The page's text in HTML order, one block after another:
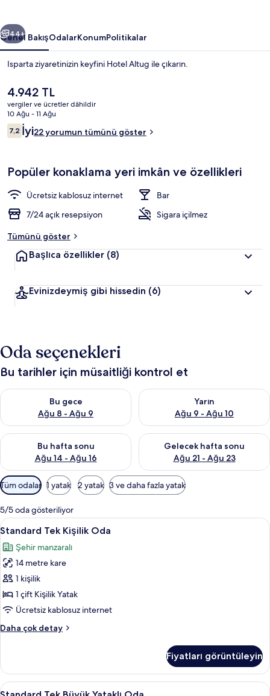
Sonraki
44+
Genel BakışOdalarKonumPolitikalar
Isparta ziyaretinizin keyfini Hotel Altug ile çıkarın.
Şu
anki
fiyat
4.942 TL
4.942 TL
vergiler ve ücretler dâhildir
10 Ağu - 11 Ağu
Yorumlar
7,27,2/10
İyi22 yorumun tümünü göster
Popüler konaklama yeri imkân ve özellikleri
Ücretsiz kablosuz internet
Bar
7/24 açık resepsiyon
Sigara içilmez
Tümünü göster
Başlıca özellikler (8)
Evinizdeymiş gibi hissedin (6)
Oda seçenekleri
Bu tarihler için müsaitliği kontrol et
Bu gece
Ağu 8 - Ağu 9
Bu gece için müsaitliği kontrol et Ağu 8 - Ağu 9
Yarın
Ağu 9 - Ağu 10
Yarın için müsaitliği kontrol
Bu hafta sonu
Ağu 14 - Ağu 16
Bu hafta sonu için müsaitliği kontrol et Ağu 14 - Ağu 16
Gelecek hafta sonu
Ağu 21 - Ağu 23
Önümüzdeki hafta sonu için
Odalar
için
mevcut
filtreler
Tüm odalar 1 yatak 2 yatak 3 ve daha fazla yatak
5/5 oda gösteriliyor
Standard
Tek
Kişilik
Oda
için
tüm
fotoğrafları
Standard Tek Kişilik Oda | Masa,
9
Standard Tek Kişilik Oda
Şehir manzaralı
14 metre kare
1 kişilik
1 çift Kişilik Yatak
Ücretsiz kablosuz internet
Daha çok detay
Standard
hakkında
daha
fazla
Fiyatları görüntüleyin
Standard
Masa, ücretsiz kablosuz İnternet,
8